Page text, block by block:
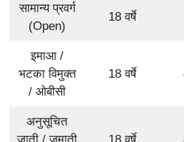
सामान्य प्रवर्ग
(Open)
18 वर्षे
इमाआ /
भटका विमुक्त
/ ओबीसी
18 वर्षे
अनुसूचित
जाती / जमाती
18 वर्षे